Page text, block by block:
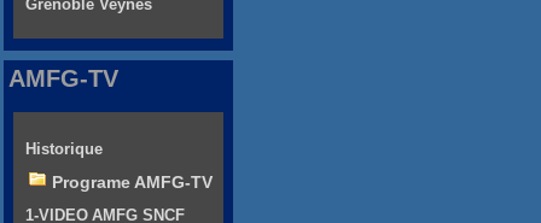
Grenoble Veynes
AMFG-TV
Historique
Programe AMFG-TV
1-VIDEO AMFG SNCF